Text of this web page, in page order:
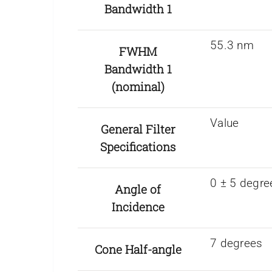
Bandwidth 1
FWHM
Bandwidth 1
(nominal)
55.3 nm
General Filter
Specifications
Value
Angle of
Incidence
0 ± 5
Cone Half-angle 7 degrees